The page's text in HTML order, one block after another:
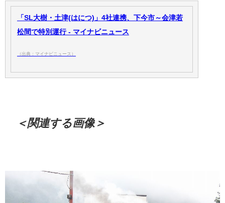
「SL大樹・土津(はにつ)」4社連携、下今市～会津若
松間で特別運行 - マイナビニュース
（出典：マイナビニュース）
＜関連する画像＞